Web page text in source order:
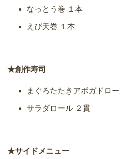
なっとう巻 １本
えび天巻 １本
★創作寿司
まぐろたたきアボガドロ
サラダロール ２貫
★サイドメニュー